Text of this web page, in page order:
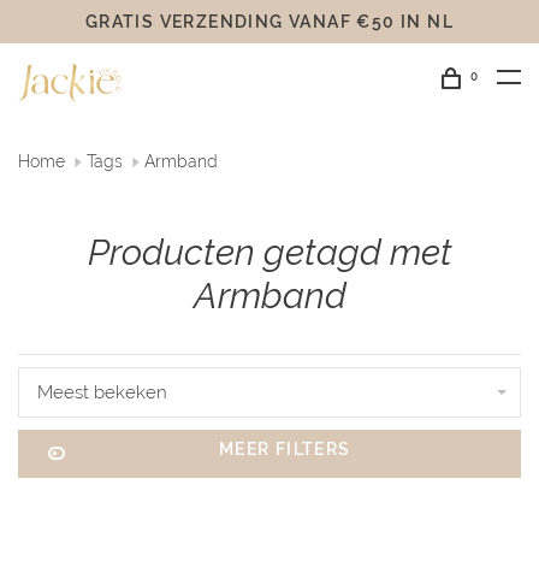
GRATIS VERZENDING VANAF €50 IN NL
0
Home Tags Armband
Producten getagd met
Armband
Meest bekeken
MEER FILTERS